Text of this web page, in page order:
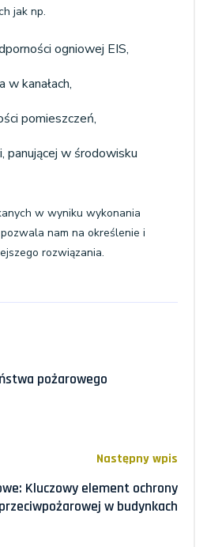
jak np.
ogniowej EIS,
w kanałach,
pomieszczeń,
panującej w środowisku
w wyniku wykonania
nam na określenie i
rozwiązania.
pożarowego
Następny wpis
Kluczowy element ochrony
przeciwpożarowej w budynkach